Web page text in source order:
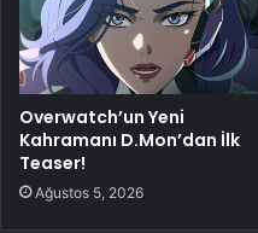
Overwatch’un Yeni
Kahramanı D.Mon’dan İlk
Teaser!
Ağustos 5, 2026